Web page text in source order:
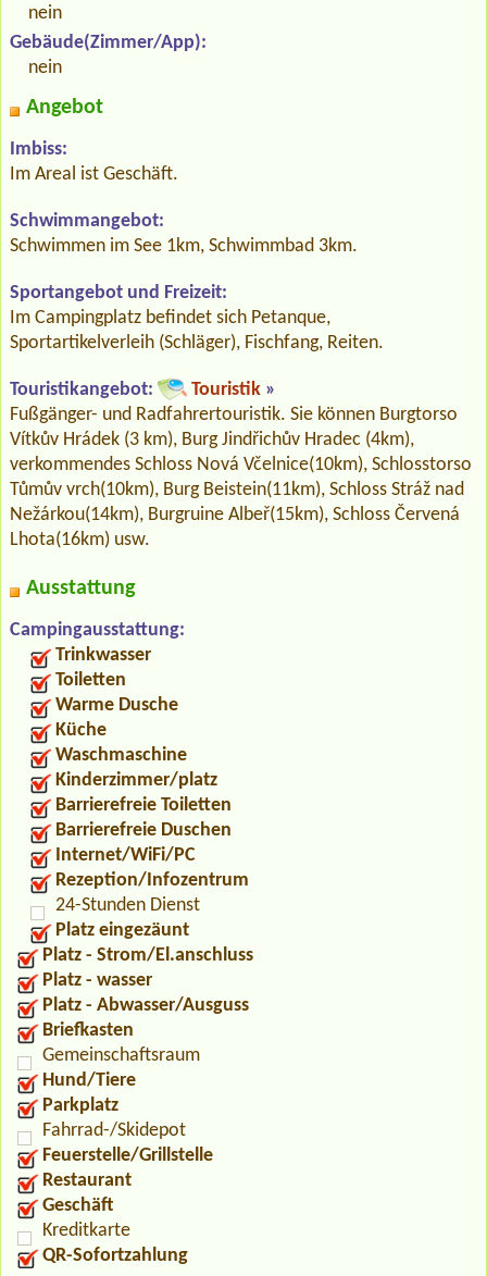
nein
Gebäude(Zimmer/App):
nein
Angebot
Imbiss:
Im Areal ist Geschäft.
Schwimmangebot:
Schwimmen im See 1km, Schwimmbad 3km.
Sportangebot und Freizeit:
Im Campingplatz befindet sich Petanque,
Sportartikelverleih (Schläger), Fischfang, Reiten.
Touristikangebot: Touristik »
Fußgänger- und Radfahrertouristik. Sie können Burgtorso
Vítkův Hrádek (3 km), Burg Jindřichův Hradec (4km),
verkommendes Schloss Nová Včelnice(10km), Schlosstorso
Tůmův vrch(10km), Burg Beistein(11km), Schloss Stráž nad
Nežárkou(14km), Burgruine Albeř(15km), Schloss Červená
Lhota(16km) usw.
Ausstattung
Campingausstattung:
Trinkwasser
Toiletten
Warme Dusche
Küche
Waschmaschine
Kinderzimmer/platz
Barrierefreie Toiletten
Barrierefreie Duschen
Internet/WiFi/PC
Rezeption/Infozentrum
24-Stunden Dienst
Platz eingezäunt
Platz - Strom/El.anschluss
Platz - wasser
Platz - Abwasser/Ausguss
Briefkasten
Gemeinschaftsraum
Hund/Tiere
Parkplatz
Fahrrad-/Skidepot
Feuerstelle/Grillstelle
Restaurant
Geschäft
Kreditkarte
QR-Sofortzahlung